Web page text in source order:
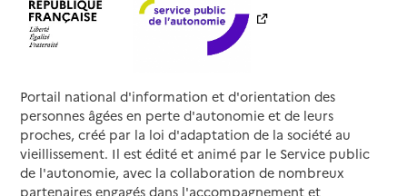
Portail national d'information et d'orientation des
personnes âgées en perte d'autonomie et de leurs
proches, créé par la loi d'adaptation de la société au
vieillissement. Il est édité et animé par le Service public
de l'autonomie, avec la collaboration de nombreux
partenaires engagés dans l'accompagnement et